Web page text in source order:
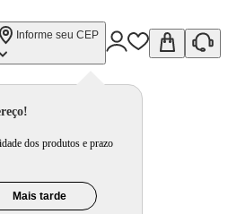
Informe seu CEP
dos produtos e prazo
Mais tarde